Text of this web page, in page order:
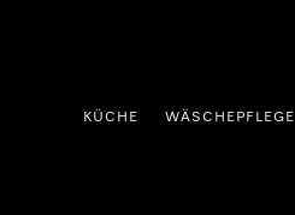
KÜCHE WÄSCHEPFLEGE